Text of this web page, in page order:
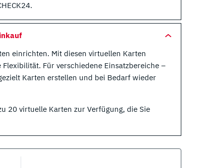
einrichten. Mit diesen virtuellen Karten
Für verschiedene Einsatzbereiche –
Karten erstellen und bei Bedarf wieder
20 virtuelle Karten zur Verfügung, die Sie